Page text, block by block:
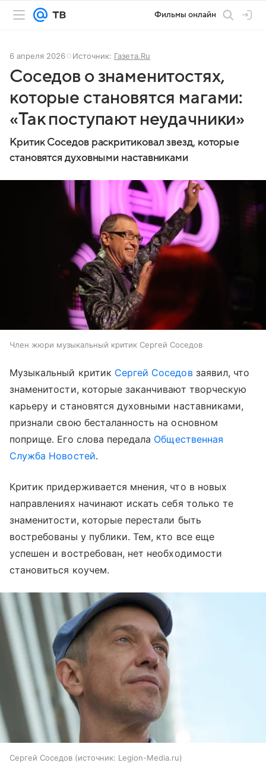
Фильмы онлайн
6 апреля 2026 Источник: Газета.Ru
Соседов о знаменитостях,
которые становятся магами:
«Так поступают неудачники»
Критик Соседов раскритиковал звезд, которые
становятся духовными наставниками
Член жюри музыкальный критик Сергей Соседов
Музыкальный критик Сергей Соседовзаявил, что
знаменитости, которые заканчивают творческую
карьеру и становятся духовными наставниками,
признали свою бесталанность на основном
поприще. Его слова передала Общественная
Служба Новостей.
Критик придерживается мнения, что в новых
направлениях начинают искать себя только те
знаменитости, которые перестали быть
востребованы у публики. Тем, кто все еще
успешен и востребован, нет необходимости
становиться коучем.
Сергей Соседов источник: Legion-Media.ru